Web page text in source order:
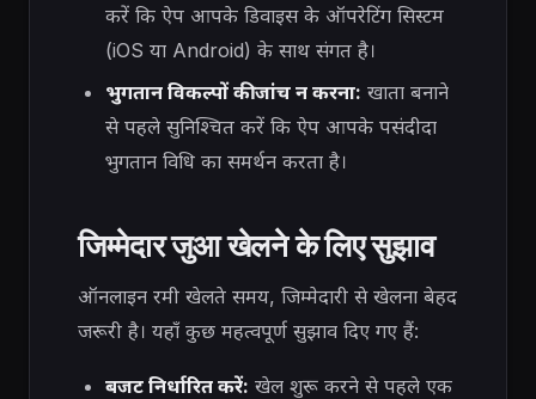
करें कि ऐप आपके डिवाइस के ऑपरेटिंग सिस्टम
(iOS या Android) के साथ संगत है।
भुगतान विकल्पों की जांच न करना: खाता बनाने
से पहले सुनिश्चित करें कि ऐप आपके पसंदीदा
भुगतान विधि का समर्थन करता है।
जिम्मेदार जुआ खेलने के लिए सुझाव
ऑनलाइन रमी खेलते समय, जिम्मेदारी से खेलना बेहद
जरूरी है। यहाँ कुछ महत्वपूर्ण सुझाव दिए गए हैं:
बजट निर्धारित करें: खेल शुरू करने से पहले एक